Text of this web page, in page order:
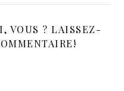
VOUS ? LAISSEZ-